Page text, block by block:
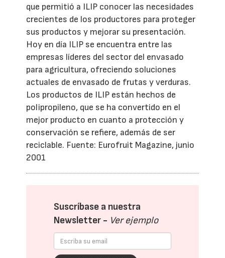
que permitió a ILIP conocer las necesidades
crecientes de los productores para proteger
sus productos y mejorar su presentación.
Hoy en día ILIP se encuentra entre las
empresas líderes del sector del envasado
para agricultura, ofreciendo soluciones
actuales de envasado de frutas y verduras.
Los productos de ILIP están hechos de
polipropileno, que se ha convertido en el
mejor producto en cuanto a protección y
conservación se refiere, además de ser
reciclable. Fuente: Eurofruit Magazine, junio
2001
Suscríbase a nuestra
Newsletter - Ver ejemplo